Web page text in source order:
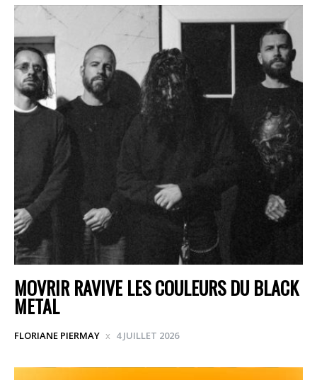
MOVRIR RAVIVE LES COULEURS DU BLACK
METAL
FLORIANE PIERMAY 4 JUILLET 2026